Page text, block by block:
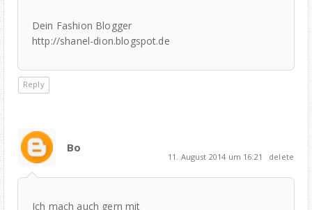
Dein Fashion Blogger
http://shanel-dion.blogspot.de
Reply
Bo
11. August 2014 um 16:21 delete
Ich mach auch gern mit